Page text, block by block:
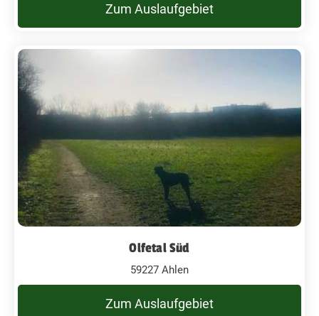
Zum Auslaufgebiet
Olfetal Süd
59227 Ahlen
Zum Auslaufgebiet